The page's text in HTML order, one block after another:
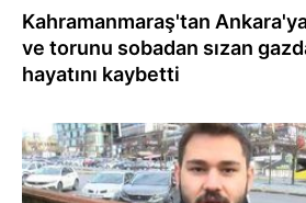
Kahramanmaraş'tan
ve torunu sobadan sızan
hayatını kaybetti
01.02.2024